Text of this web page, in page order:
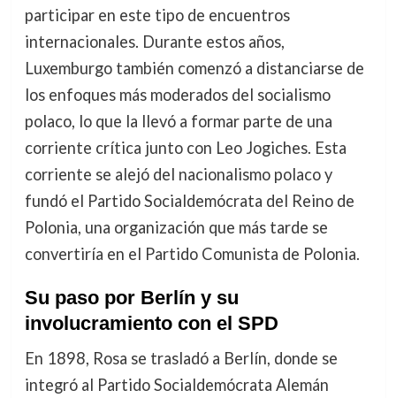
participar en este tipo de encuentros
internacionales. Durante estos años,
Luxemburgo también comenzó a distanciarse de
los enfoques más moderados del socialismo
polaco, lo que la llevó a formar parte de una
corriente crítica junto con Leo Jogiches. Esta
corriente se alejó del nacionalismo polaco y
fundó el Partido Socialdemócrata del Reino de
Polonia, una organización que más tarde se
convertiría en el Partido Comunista de Polonia.
Su paso por Berlín y su
involucramiento con el SPD
En 1898, Rosa se trasladó a Berlín, donde se
integró al Partido Socialdemócrata Alemán